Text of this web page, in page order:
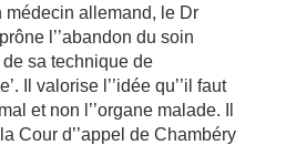
médecin allemand, le Dr
l’’abandon du soin
sa technique de
Il valorise l’’idée qu’’il faut
et non l’’organe malade. Il
Cour d’’appel de Chambéry